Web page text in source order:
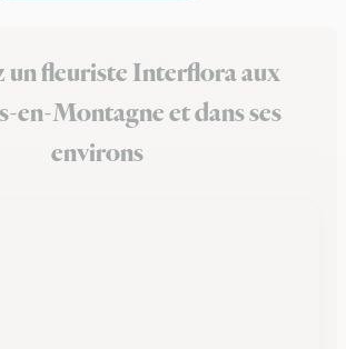
un fleuriste Interflora aux
en-Montagne et dans ses
environs